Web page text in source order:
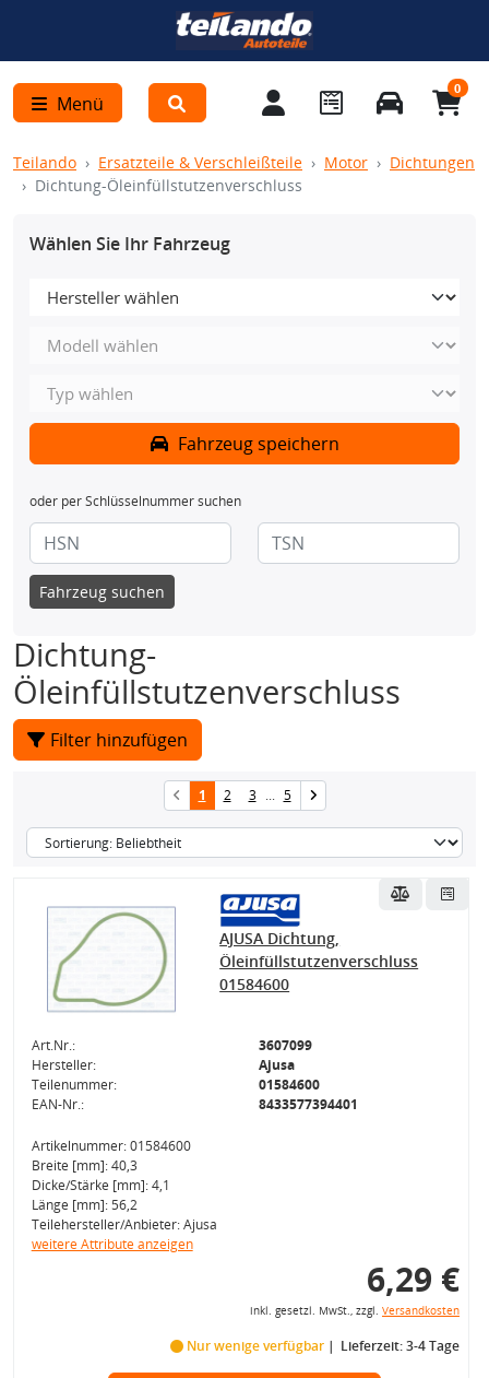
Menü
0
Teilando Ersatzteile & Verschleißteile Motor
Dichtungen
Dichtung-Öleinfüllstutzenverschluss
Wählen Sie Ihr Fahrzeug
Fahrzeug speichern
oder per Schlüsselnummer suchen
Fahrzeug suchen
Dichtung-
Öleinfüllstutzenverschluss
Filter hinzufügen
1 2 3 ... 5
AJUSA Dichtung,
Öleinfüllstutzenverschluss
01584600
Art.Nr.:
3607099
Hersteller:
Ajusa
Teilenummer:
01584600
EAN-Nr.:
8433577394401
Artikelnummer: 01584600
Breite [mm]: 40,3
Dicke/Stärke [mm]: 4,1
Länge [mm]: 56,2
Teilehersteller/Anbieter: Ajusa
weitere Attribute anzeigen
6,29 €
inkl. gesetzl. MwSt., zzgl. Versandkosten
Nur wenige verfügbar Lieferzeit: 3-4 Tage